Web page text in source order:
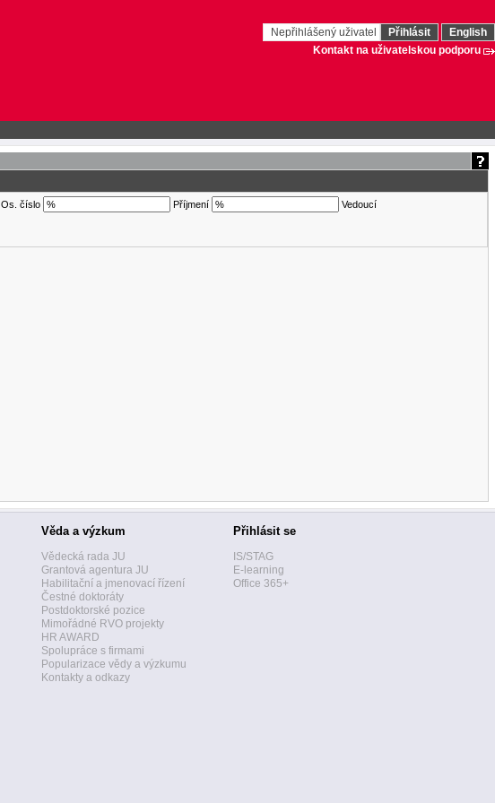
Nepřihlášený uživatel Přihlásit
English
Kontakt na uživatelskou podporu
Os. číslo Příjmení
Vedoucí
Věda a výzkum
Vědecká rada JU
Grantová agentura JU
Habilitační a jmenovací řízení
Čestné doktoráty
Postdoktorské pozice
Mimořádné RVO projekty
HR AWARD
Spolupráce s firmami
Popularizace vědy a výzkumu
Kontakty a odkazy
Přihlásit se
IS/STAG
E-learning
Office 365+